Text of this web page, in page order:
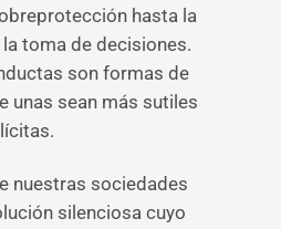
hasta la
toma de decisiones.
son formas de
unas sean más sutiles
nuestras sociedades
silenciosa cuyo